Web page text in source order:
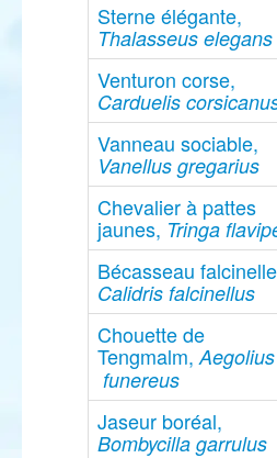
Sterne élégante,
Thalasseus elegans
Venturon corse,
Carduelis
Vanneau sociable,
Vanellus gregarius
Chevalier à pattes
jaunes, Tringa
Bécasseau
Calidris falcinellus
Chouette de
Tengmalm,Aegolius
funereus
Jaseur boréal,
Bombycilla garrulus